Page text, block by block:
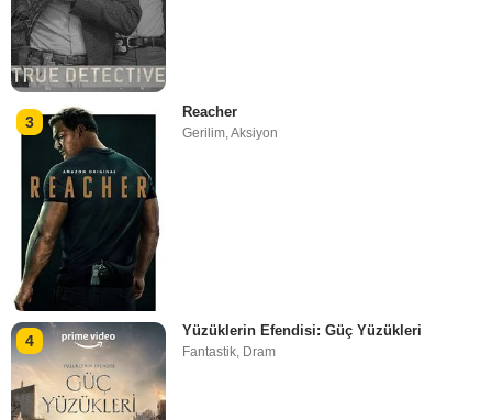
3
Reacher
Gerilim,Aksiyon
4
Yüzüklerin Efendisi: Güç Yüzükleri
Fantastik Dram